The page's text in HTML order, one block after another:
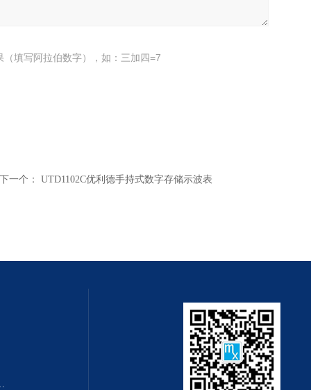
（填写阿拉伯数字），如：三加四=7
下一个： UTD1102C优利德手持式数字存储示波表
杭州奋乐厂家